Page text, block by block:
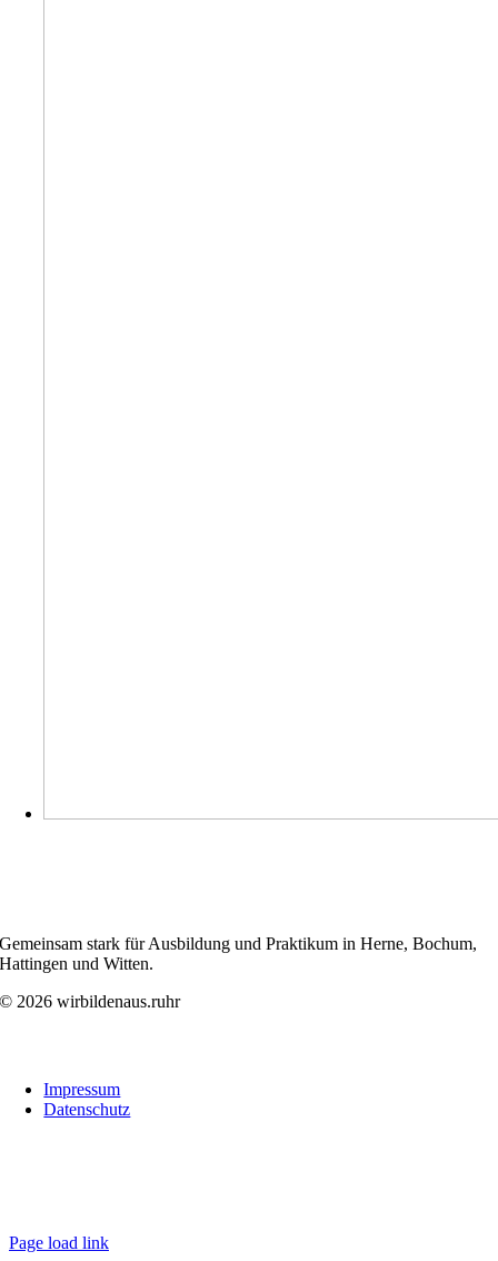
Gemeinsam stark für Ausbildung und Praktikum in Herne, Bochum,
Hattingen und Witten.
© 2026 wirbildenaus.ruhr
Impressum
Datenschutz
Page load link